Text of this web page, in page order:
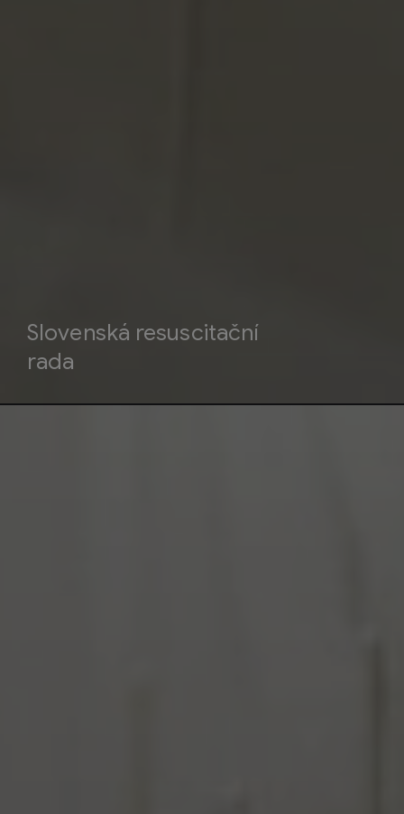
Slovenská resuscitační
rada